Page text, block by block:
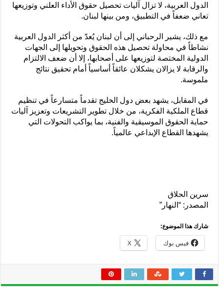
الدول العربية، لا تزال آليات تحصيل حقوق الأداء العلني وتوزيعها
تعاني ضعفاً في التطبيق، ومن بينها لبنان.
مع ذلك، يشير الرحباني إلى أن لبنان يُعدّ من أكثر الدول العربية
نشاطاً في محاولة تحصيل هذه الحقوق وتحويلها إلى الجهات
الدولية المختصة لتوزيعها على أصحابها، إلا أن ضعف الالتزام
والرقابة لا يزالان يشكلان عائقاً أساسياً أمام تحقيق نتائج
ملموسة.
في المقابل، يشهد بعض دول الخليج تقدماً متسارعاً في تنظيم
قطاع الملكية الفكرية، من خلال تطوير التشريعات وتعزيز آليات
حماية الحقوق الموسيقية والفنية، بما يواكب التحولات التي
يشهدها القطاع الإبداعي عالمياً.
سرين الحلاق
المصدر: “النهار”
شارك هذا الموضوع:
فيس بوك X